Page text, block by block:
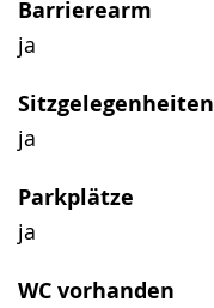
Barrierearm
ja
Sitzgelegenheiten
ja
Parkplätze
ja
WC vorhanden